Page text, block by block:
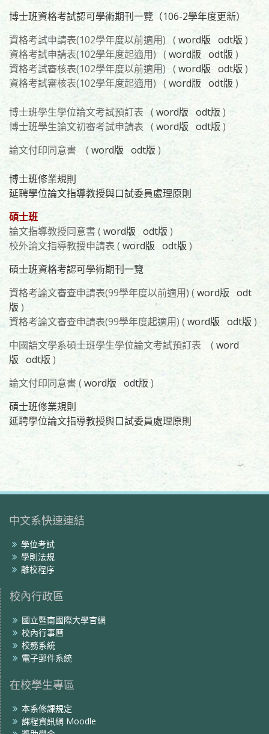
博士班資格考試認可學術期刊一覽（106-2學年度更新）
資格考試申請表(102學年度以前適用) ( word版 odt版 )
資格考試申請表(102學年度起適用) ( word版 odt版 )
資格考試審核表(102學年度以前適用) ( word版 odt版 )
資格考試審核表(102學年度起適用) ( word版 odt版 )
博士班學生學位論文考試預訂表 ( word版 odt版 )
博士班學生論文初審考試申請表 (word版 odt版 )
論文付印同意書 ( word版 odt版 )
博士班修業規則
延聘學位論文指導教授與口試委員處理原則
碩士班
論文指導教授同意書 ( word版 odt版 )
校外論文指導教授申請表 ( word版 odt版 )
碩士班資格考認可學術期刊一覽
資格考論文審查申請表(99學年度以前適用) ( word版 odt
版 )
資格考論文審查申請表(99學年度起適用) ( word版 odt版 )
中國語文學系碩士班學生學位論文考試預訂表
( word
版 odt版 )
論文付印同意書 ( word版 odt版 )
碩士班修業規則
延聘學位論文指導教授與口試委員處理原則
中文系快速連結
學位考試
學則法規
離校程序
校內行政區
國立暨南國際大學官網
校內行事曆
校務系統
電子郵件系統
在校學生專區
本系修課規定
課程資訊網 Moodle